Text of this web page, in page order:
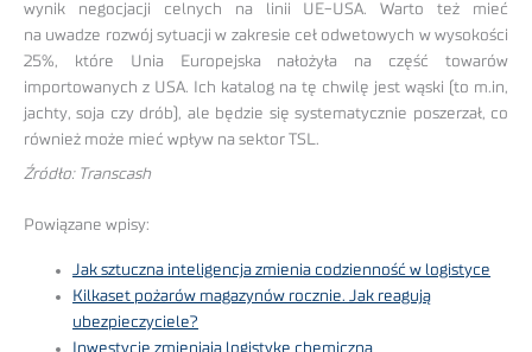
wynik negocjacji celnych na linii UE-USA. Warto też mieć
na uwadze rozwój sytuacji w zakresie ceł odwetowych w wysokości
25%, które Unia Europejska nałożyła na część towarów
importowanych z USA. Ich katalog na tę chwilę jest wąski (to m.in,
jachty, soja czy drób), ale będzie się systematycznie poszerzał, co
również może mieć wpływ na sektor TSL.
Źródło: Transcash
Powiązane wpisy:
Jak sztuczna inteligencja zmienia codzienność w logistyce
Kilkaset pożarów magazynów rocznie. Jak reagują
ubezpieczyciele?
Inwestycje zmieniają logistykę chemiczną